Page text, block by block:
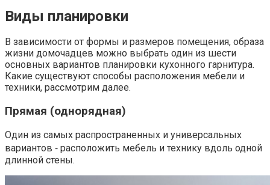
Виды планировки
В зависимости от формы и размеров помещения, образа
жизни домочадцев можно выбрать один из шести
основных вариантов планировки кухонного гарнитура.
Какие существуют способы расположения мебели и
техники, рассмотрим далее.
Прямая (однорядная)
Один из самых распространенных и универсальных
вариантов ‑ расположить мебель и технику вдоль одной
длинной стены.